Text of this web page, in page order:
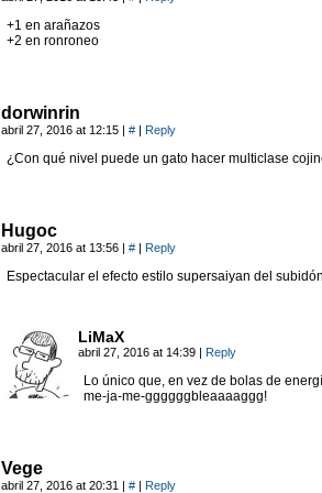
+1 en arañazos
+2 en ronroneo
dorwinrin
abril 27, 2016 at 12:15 | # | Reply
¿Con qué nivel puede un gato hacer multiclase
Hugoc
abril 27, 2016 at 13:56 | # | Reply
Espectacular el efecto estilo supersaiyan del
LiMaX
abril 27, 2016 at 14:39 | Reply
Lo único que, en vez de bolas de
me-ja-me-ggggggbleaaaaggg!
Vege
abril 27, 2016 at 20:31 | # | Reply